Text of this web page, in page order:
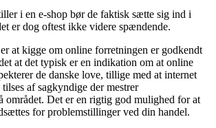
i en e-shop bør de faktisk sætte sig ind i
er dog oftest ikke videre spændende.
at kigge om online forretningen er godkendt
at det typisk er en indikation om at online
de danske love, tillige med at internet
af sagkyndige der mestrer
området. Det er en rigtig god mulighed for at
for problemstillinger ved din handel.